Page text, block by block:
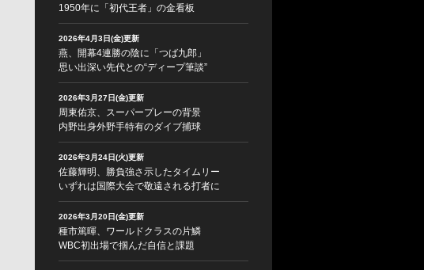
1950年に「初代王者」の金看板
2026年4月3日(金)更新
燕、開幕4連勝の陰に「つば九郎」
思い出深い先代との“ディープ筆談”
2026年3月27日(金)更新
周東佑京、スーパープレーの背景
内野出身外野手特有のダイブ捕球
2026年3月24日(火)更新
佐藤輝明、勝負強さ示したタイムリー
いずれは国際大会で敬遠される打者に
2026年3月20日(金)更新
種市篤暉、ワールドクラスの片鱗
WBC初出場で掴んだ自信と課題